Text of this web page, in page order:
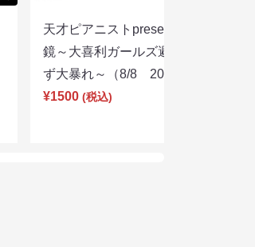
天才ピアニストpresentsすっぴん眼
鏡～大喜利ガールズ避暑地を目指さ
ず大暴れ～（8/8 20:45）
¥1500 (税込)